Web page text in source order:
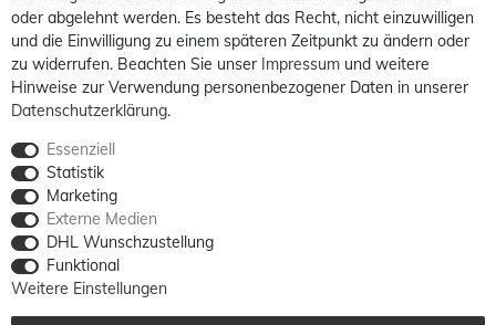
oder abgelehnt werden. Es besteht das Recht, nicht einzuwilligen
und die Einwilligung zu einem späteren Zeitpunkt zu ändern oder
zu widerrufen. Beachten Sie unser Impressum und weitere
Hinweise zur Verwendung personenbezogener Daten in unserer
Daten­schutz­erklärung.
Essenziell
Statistik
Marketing
Externe Medien
DHL Wunschzustellung
Funktional
Weitere Einstellungen